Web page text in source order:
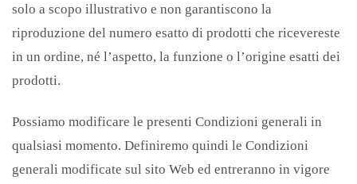
solo a scopo illustrativo e non garantiscono la
riproduzione del numero esatto di prodotti che ricevereste
in un ordine, né l’aspetto, la funzione o l’origine esatti dei
prodotti.
Possiamo modificare le presenti Condizioni generali in
qualsiasi momento. Definiremo quindi le Condizioni
generali modificate sul sito Web ed entreranno in vigore